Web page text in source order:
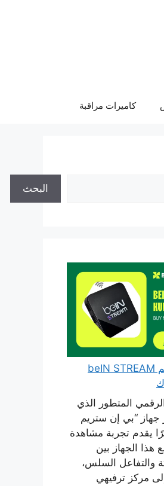
كاميرات مراقبة
البحث
جهاز بي ان ستريم beIN STREAM
المتطور الذي
جهاز “بي إن ستريم
يقدم تجربة مشاهدة
هذا الجهاز بين
والتفاعل السلس،
مركز ترفيهي